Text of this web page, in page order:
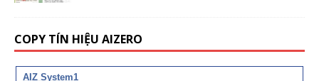
COPY TÍN HIỆU AIZERO